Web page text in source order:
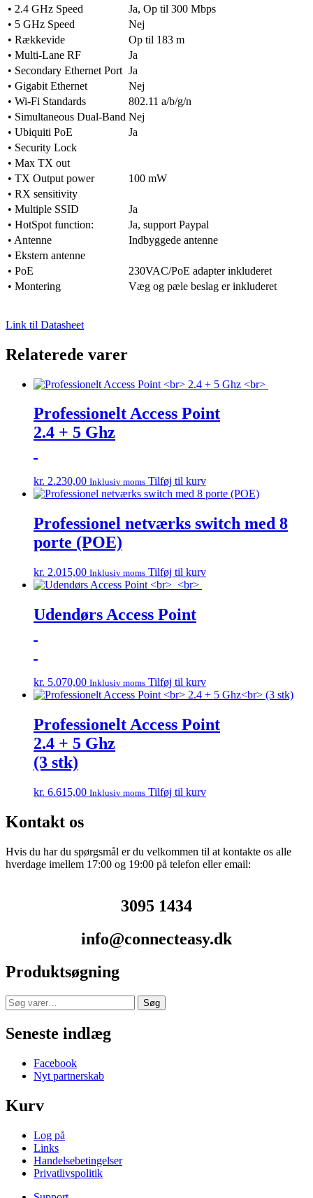
• 2.4 GHz Speed
Ja, Op til 300 Mbps
• 5 GHz Speed
Nej
• Rækkevide
Op til 183 m
• Multi-Lane RF
Ja
• Secondary Ethernet Port Ja
• Gigabit Ethernet
Nej
• Wi-Fi Standards
802.11 a/b/g/n
• Simultaneous Dual-Band Nej
• Ubiquiti PoE
Ja
• Security Lock
• Max TX out
• TX Output power
100 mW
• RX sensitivity
• Multiple SSID
Ja
• HotSpot function:
Ja, support Paypal
• Antenne
Indbyggede antenne
• Ekstern antenne
• PoE
230VAC/PoE adapter inkluderet
• Montering
Væg og pæle beslag er inkluderet
Link til Datasheet
Relaterede varer
Professionelt Access Point
2.4 + 5 Ghz
kr. 2.230,00 Inklusiv moms Tilføj til kurv
Professionel netværks switch med 8
porte (POE)
kr. 2.015,00 Inklusiv moms Tilføj til kurv
Udendørs Access Point
kr. 5.070,00 Inklusiv moms Tilføj til kurv
Professionelt Access Point
2.4 + 5 Ghz
(3 stk)
kr. 6.615,00 Inklusiv moms Tilføj til kurv
Kontakt os
Hvis du har du spørgsmål er du velkommen til at kontakte os alle
hverdage imellem 17:00 og 19:00 på telefon eller email:
3095 1434
info@connecteasy.dk
Produktsøgning
Søg
efter:
Søg
Seneste indlæg
Facebook
Nyt partnerskab
Kurv
Log på
Links
Handelsebetingelser
Privatlivspolitik